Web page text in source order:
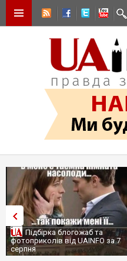
Підбірка блогожаб та
фотоприколів від UAINFO за 7
серпня